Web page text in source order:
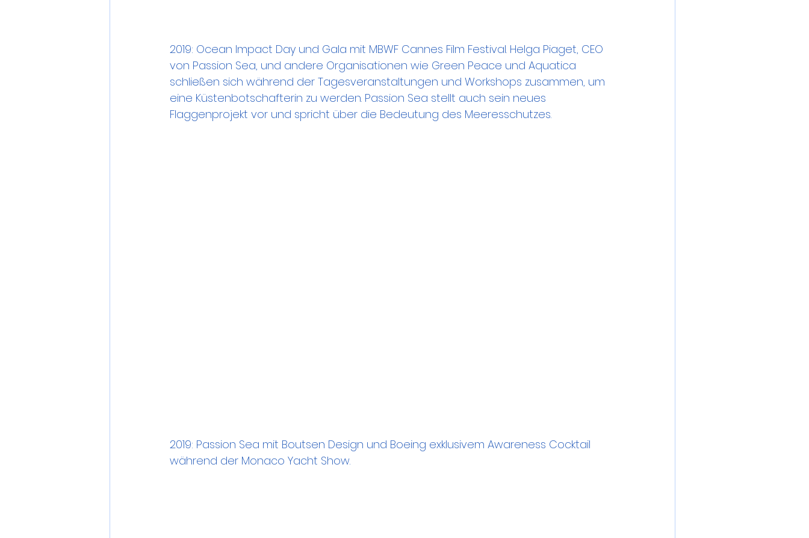
2019: Ocean Impact Day und Gala mit MBWF Cannes Film Festival. Helga Piaget, CEO
von Passion Sea, und andere Organisationen wie Green Peace und Aquatica
schließen sich während der Tagesveranstaltungen und Workshops zusammen, um
eine Küstenbotschafterin zu werden. Passion Sea stellt auch sein neues
Flaggenprojekt vor und spricht über die Bedeutung des Meeresschutzes.
2019: Passion Sea mit Boutsen Design und Boeing exklusivem Awareness Cocktail
während der Monaco Yacht Show.